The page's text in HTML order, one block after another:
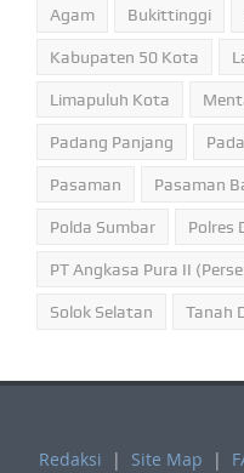
Agam Bukittinggi
Kabupaten 50 Kota
Limapuluh Kota
Padang Panjang
Pasaman Pasaman
Polda Sumbar Polres
PT Angkasa Pura II
Solok Selatan Tanah
Redaksi | Site Map |